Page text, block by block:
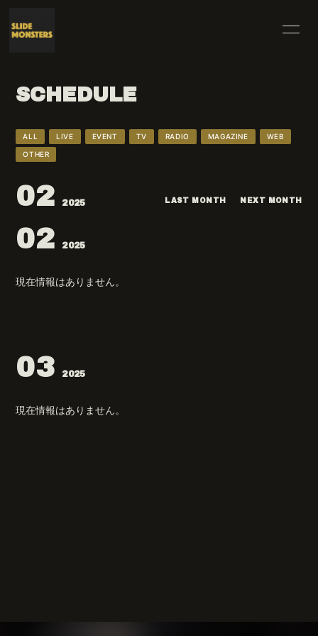
SCHEDULE
VIDEO DISCOGRAPHY
RADIO PHOTO
SCHEDULE
ALL LIVE EVENT TV RADIO MAGAZINE WEB
OTHER
02 2025 LAST MONTH NEXT MONTH
02 2025
現在情報はありません。
03 2025
現在情報はありません。